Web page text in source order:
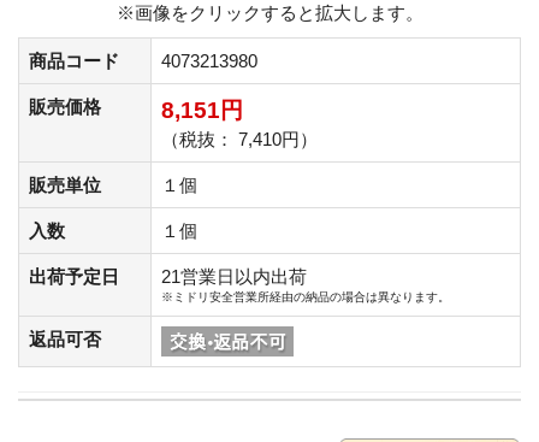
※画像をクリックすると拡大します。
商品コード 4073213980
販売価格 8,151円
（税抜： 7,410円）
販売単位 １個
入数 １個
出荷予定日 21営業日以内出荷
※ミドリ安全営業所経由の納品の場合は異なります。
返品可否